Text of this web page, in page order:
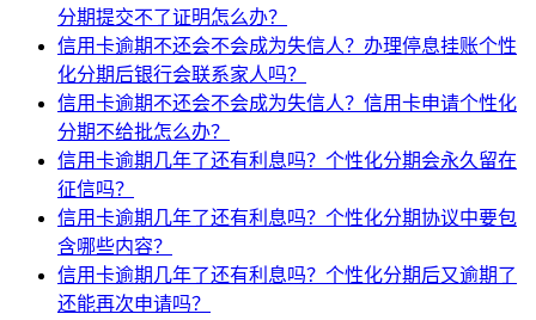
分期提交不了证明怎么办？
信用卡逾期不还会不会成为失信人？办理停息挂账个性
化分期后银行会联系家人吗？
信用卡逾期不还会不会成为失信人？信用卡申请个性化
分期不给批怎么办？
信用卡逾期几年了还有利息吗？个性化分期会永久留在
征信吗？
信用卡逾期几年了还有利息吗？个性化分期协议中要包
含哪些内容？
信用卡逾期几年了还有利息吗？个性化分期后又逾期了
还能再次申请吗？